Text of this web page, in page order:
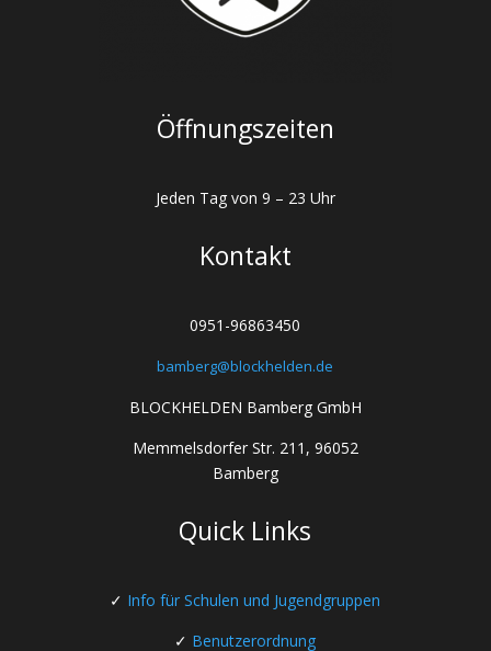
Öffnungszeiten
Jeden Tag von 9 – 23 Uhr
Kontakt
0951-96863450
bamberg@blockhelden.de
BLOCKHELDEN Bamberg GmbH
Memmelsdorfer Str. 211, 96052
Bamberg
Quick Links
✓ Info für Schulen und Jugendgruppen
✓ Benutzerordnung